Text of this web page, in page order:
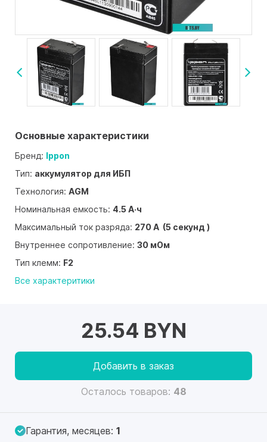
Основные характеристики
Бренд: Ippon
Тип: аккумулятор для ИБП
Технология: AGM
Номинальная емкость: 4.5 А·ч
Максимальный ток разряда: 270 А (5 секунд )
Внутреннее сопротивление: 30 мОм
Тип клемм: F2
Все характеритики
25.54 BYN
Добавить в заказ
Осталось товаров: 48
Гарантия, месяцев: 1